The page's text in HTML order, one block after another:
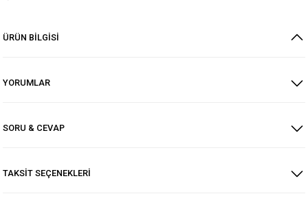
ÜRÜN BİLGİSİ
YORUMLAR
SORU & CEVAP
TAKSİT SEÇENEKLERİ